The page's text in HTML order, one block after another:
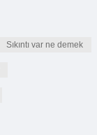
Sıkıntı var ne demek